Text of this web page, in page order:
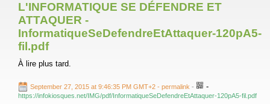
L'INFORMATIQUE SE DÉFENDRE ET
ATTAQUER -
InformatiqueSeDefendreEtAttaquer-120pA5-
fil.pdf
À lire plus tard.
September 27, 2015 at 9:46:35 PM GMT+2 - permalink - -
https://infokiosques.net/IMG/pdf/InformatiqueSeDefendreEtAttaquer-120pA5-fil.pdf